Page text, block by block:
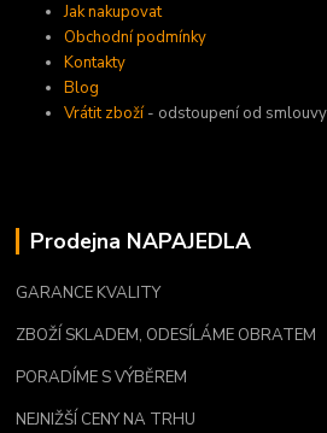
Jak nakupovat
Obchodní podmínky
Kontakty
Blog
Vrátit zboží - odstoupení od smlouvy
Prodejna NAPAJEDLA
GARANCE KVALITY
ZBOŽÍ SKLADEM, ODESÍLÁME OBRATEM
PORADÍME S VÝBĚREM
NEJNIŽŠÍ CENY NA TRHU